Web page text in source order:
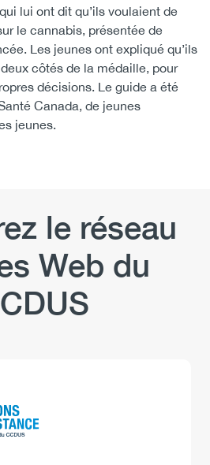
lui ont dit qu’ils voulaient de
le cannabis, présentée de
Les jeunes ont expliqué qu’ils
côtés de la médaille, pour
décisions. Le guide a été
Canada, de jeunes
jeunes.
le réseau
Web du